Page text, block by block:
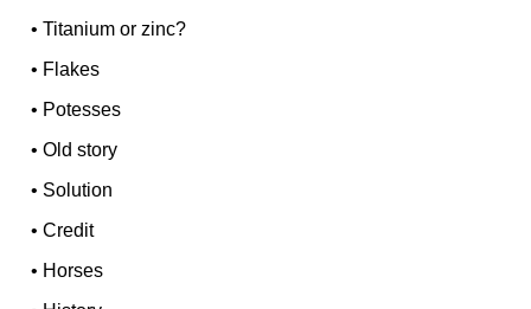
•Titanium or zinc?
• Flakes
• Potesses
•Old story
• Solution
•Credit
• Horses